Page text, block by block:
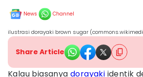
News Channel
ilustrasi dorayaki brown sugar
Share Article
Kalau biasanyadorayaki identik